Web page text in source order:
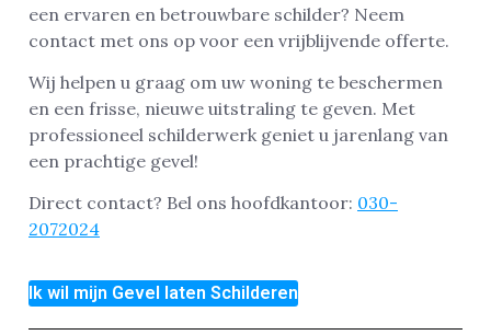
een ervaren en betrouwbare schilder? Neem
contact met ons op voor een vrijblijvende offerte.
Wij helpen u graag om uw woning te beschermen
en een frisse, nieuwe uitstraling te geven. Met
professioneel schilderwerk geniet u jarenlang van
een prachtige gevel!
Direct contact? Bel ons hoofdkantoor: 030-
2072024
Ik wil mijn Gevel laten Schilderen